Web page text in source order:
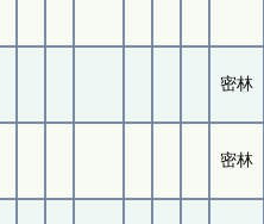
密林
密林